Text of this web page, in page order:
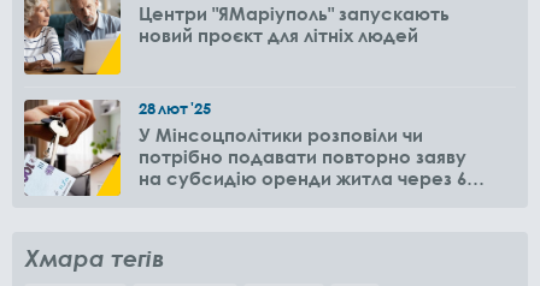
Центри "ЯМаріуполь" запускають
новий проєкт для літніх людей
28лют'25
У Мінсоцполітики розповіли чи
потрібно подавати повторно заяву
на субсидію оренди житла через 6
Хмара тегів